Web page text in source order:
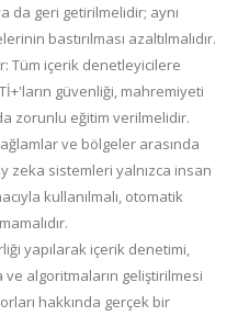
da geri getirilmelidir; aynı
bastırılması azaltılmalıdır.
Tüm içerik denetleyicilere
güvenliği, mahremiyeti
zorunlu eğitim verilmelidir.
ve bölgeler arasında
zeka sistemleri yalnızca insan
kullanılmalı, otomatik
yapılarak içerik denetimi,
algoritmaların geliştirilmesi
hakkında gerçek bir